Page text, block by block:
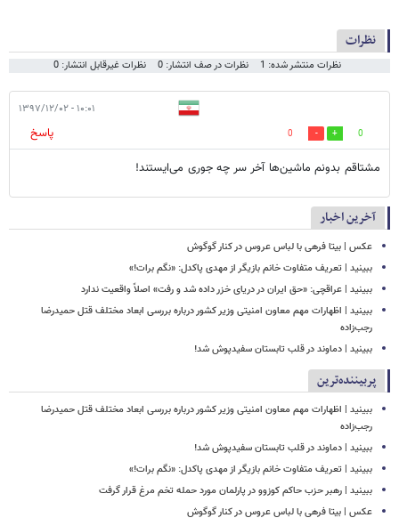
نظرات
نظرات منتشر شده: 1 نظرات در صف انتشار: 0 نظرات غیرقابل انتشار: 0
۱۰:۰۱ - ۱۳۹۷/۱۲/۰۲
0
0
پاسخ
مشتاقم بدونم ماشین‌ها آخر سر چه جوری می‌ایستند!
آخرین اخبار
عکس | بیتا فرهی با لباس عروس در کنار گوگوش
ببینید | تعریف متفاوت خانم بازیگر از مهدی پاکدل: «نگم برات!»
ببینید | عراقچی: «حق ایران در دریای خزر داده شد و رفت» اصلاً واقعیت ندارد
ببینید | اظهارات مهم معاون امنیتی وزیر کشور درباره بررسی ابعاد مختلف قتل حمیدرضا
رجب‌زاده
ببینید | دماوند در قلب تابستان سفیدپوش شد!
پربیننده‌ترین
ببینید | اظهارات مهم معاون امنیتی وزیر کشور درباره بررسی ابعاد مختلف قتل حمیدرضا
رجب‌زاده
ببینید | دماوند در قلب تابستان سفیدپوش شد!
ببینید | تعریف متفاوت خانم بازیگر از مهدی پاکدل: «نگم برات!»
ببینید | رهبر حزب حاکم کوزوو در پارلمان مورد حمله تخم مرغ قرار گرفت
عکس | بیتا فرهی با لباس عروس در کنار گوگوش